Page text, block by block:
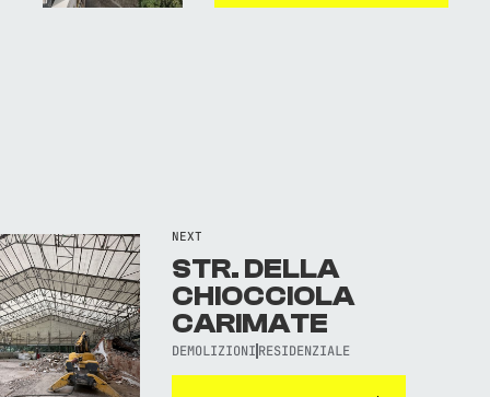
NEXT
STR. DELLA
CHIOCCIOLA
CARIMATE
DEMOLIZIONI RESIDENZIALE